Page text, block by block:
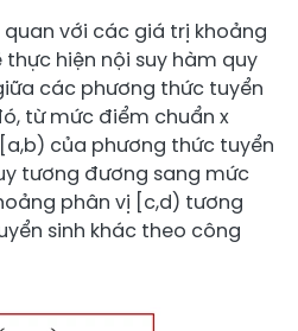
với các giá trị khoảng
hiện nội suy hàm quy
các phương thức tuyển
từ mức điểm chuẩn x
của phương thức tuyển
tương đương sang mức
phân vị [c,d) tương
sinh khác theo công